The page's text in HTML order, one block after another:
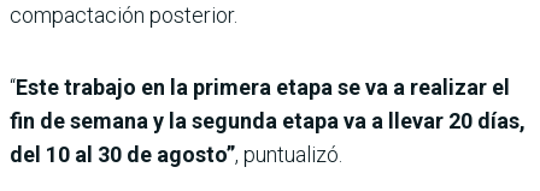
compactación posterior.
“Este trabajo en la primera etapa se va a realizar el
fin de semana y la segunda etapa va a llevar 20 días,
del 10 al 30 de agosto”, puntualizó.